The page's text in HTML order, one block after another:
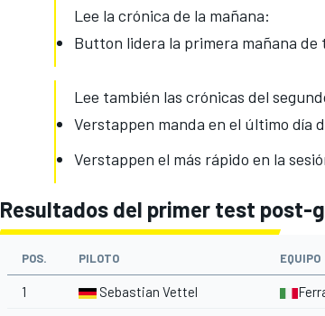
MÁS CATEGORÍAS
Lee la crónica de la mañana:
Button lidera la primera mañana
Lee también las crónicas del
Verstappen manda en el último día
Verstappen el más rápido en la
Resultados del primer test post-
POS. PILOTO EQUIPO
1 Sebastian Vettel